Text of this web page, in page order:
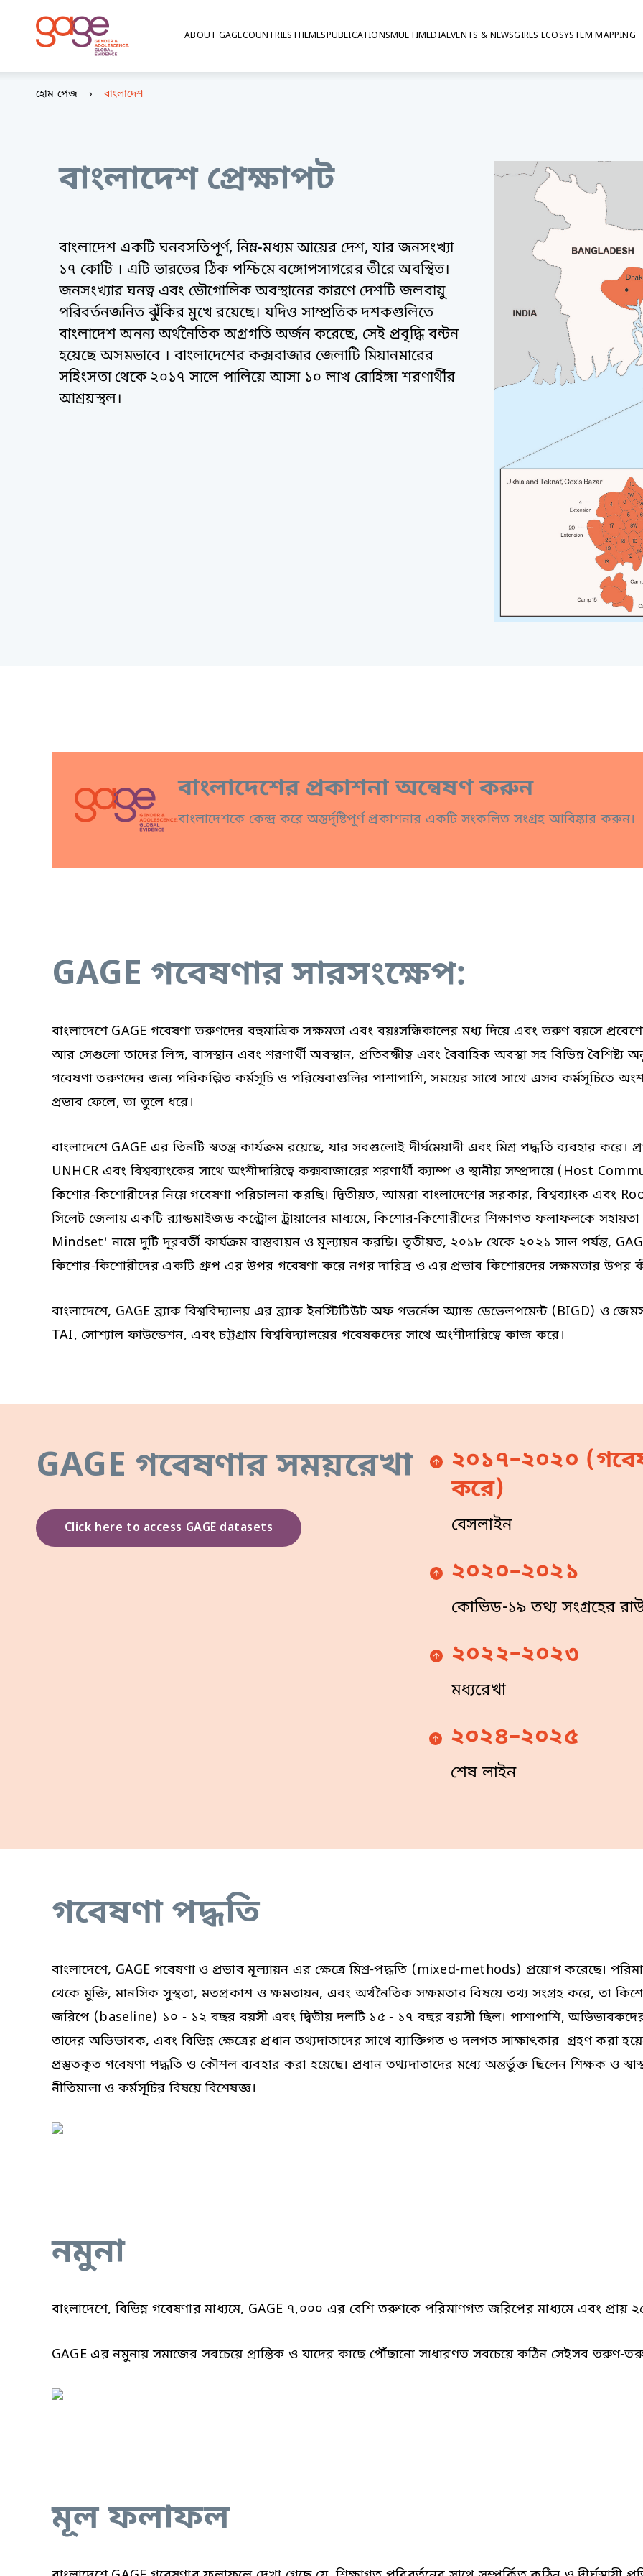
ABOUT GAGECOUNTRIESTHEMESPUBLICATIONSMULTIMEDIAEVENTS & NEWSGIRLS ECOSYSTEM MAPPING
হোম পেজ বাংলাদেশ
বাংলাদেশ প্রেক্ষাপট
বাংলাদেশ একটি ঘনবসতিপূর্ণ, নিম্ন-মধ্যম আয়ের দেশ, যার জনসংখ্যা
১৭ কোটি । এটি ভারতের ঠিক পশ্চিমে বঙ্গোপসাগরের তীরে অবস্থিত।
জনসংখ্যার ঘনত্ব এবং ভৌগোলিক অবস্থানের কারণে দেশটি জলবায়ু
পরিবর্তনজনিত ঝুঁকির মুখে রয়েছে। যদিও সাম্প্রতিক দশকগুলিতে
বাংলাদেশ অনন্য অর্থনৈতিক অগ্রগতি অর্জন করেছে, সেই প্রবৃদ্ধি বন্টন
হয়েছে অসমভাবে । বাংলাদেশের কক্সবাজার জেলাটি মিয়ানমারের
সহিংসতা থেকে ২০১৭ সালে পালিয়ে আসা ১০ লাখ রোহিঙ্গা শরণার্থীর
আশ্রয়স্থল।
বাংলাদেশের প্রকাশনা অন্বেষণ করুন
বাংলাদেশকে কেন্দ্র করে অন্তর্দৃষ্টিপূর্ণ প্রকাশনার একটি সংকলিত সংগ্রহ আবিষ্কার করুন।
GAGE গবেষণার সারসংক্ষেপ:
বাংলাদেশে GAGE ​​গবেষণা তরুণদের বহুমাত্রিক সক্ষমতা এবং বয়ঃসন্ধিকালের মধ্য দিয়ে এবং তরুণ বয়সে
আর সেগুলো তাদের লিঙ্গ, বাসস্থান এবং শরণার্থী অবস্থান, প্রতিবন্ধীত্ব এবং বৈবাহিক অবস্থা সহ বিভিন্ন
গবেষণা তরুণদের জন্য পরিকল্পিত কর্মসূচি ও পরিষেবাগুলির পাশাপাশি, সময়ের সাথে সাথে এসব কর্মসূচিতে
প্রভাব ফেলে, তা তুলে ধরে।
বাংলাদেশে GAGE এর তিনটি স্বতন্ত্র কার্যক্রম রয়েছে, যার সবগুলোই দীর্ঘমেয়াদী এবং মিশ্র পদ্ধতি ব্যবহার করে।
UNHCR এবং বিশ্বব্যাংকের সাথে অংশীদারিত্বে কক্সবাজারের শরণার্থী ক্যাম্প ও স্থানীয় সম্প্রদায়ে (Host
কিশোর-কিশোরীদের নিয়ে গবেষণা পরিচালনা করছি। দ্বিতীয়ত, আমরা বাংলাদেশের সরকার, বিশ্বব্যাংক এবং
সিলেট জেলায় একটি র‍্যান্ডমাইজড কন্ট্রোল ট্রায়ালের মাধ্যমে, কিশোর-কিশোরীদের শিক্ষাগত ফলাফলকে
Mindset' নামে দুটি দূরবর্তী কার্যক্রম বাস্তবায়ন ও মূল্যায়ন করছি। তৃতীয়ত, ২০১৮ থেকে ২০২১ সাল পর্যন্ত,
কিশোর-কিশোরীদের একটি গ্রুপ এর উপর গবেষণা করে নগর দারিদ্র ও এর প্রভাব কিশোরদের সক্ষমতার উপর
বাংলাদেশে, GAGE ব্র্যাক বিশ্ববিদ্যালয় এর ব্র্যাক ইনস্টিটিউট অফ গভর্নেন্স অ্যান্ড ডেভেলপমেন্ট (BIGD) ও
TAI, সোশ্যাল ফাউন্ডেশন, এবং চট্টগ্রাম বিশ্ববিদ্যালয়ের গবেষকদের সাথে অংশীদারিত্বে কাজ করে।
GAGE গবেষণার সময়রেখা
Click here to access GAGE datasets
২০১৭–২০২০
করে)
বেসলাইন
২০২০–২০২১
কোভিড-১৯ তথ্য সংগ্রহের
২০২২–২০২৩
মধ্যরেখা
২০২৪–২০২৫
শেষ লাইন
গবেষণা পদ্ধতি
বাংলাদেশে, GAGE গবেষণা ও প্রভাব মূল্যায়ন এর ক্ষেত্রে মিশ্র-পদ্ধতি (mixed-methods) প্রয়োগ করেছে।
থেকে মুক্তি, মানসিক সুস্থতা, মতপ্রকাশ ও ক্ষমতায়ন, এবং অর্থনৈতিক সক্ষমতার বিষয়ে তথ্য সংগ্রহ করে, তা
জরিপে (baseline) ১০ - ১২ বছর বয়সী এবং দ্বিতীয় দলটি ১৫ - ১৭ বছর বয়সী ছিল। পাশাপাশি,
তাদের অভিভাবক, এবং বিভিন্ন ক্ষেত্রের প্রধান তথ্যদাতাদের সাথে ব্যাক্তিগত ও দলগত সাক্ষাৎকার গ্রহণ করা
প্রস্তুতকৃত গবেষণা পদ্ধতি ও কৌশল ব্যবহার করা হয়েছে। প্রধান তথ্যদাতাদের মধ্যে অন্তর্ভুক্ত ছিলেন শিক্ষক ও
নীতিমালা ও কর্মসূচির বিষয়ে বিশেষজ্ঞ।
নমুনা
বাংলাদেশে, বিভিন্ন গবেষণার মাধ্যমে, GAGE ৭,০০০ এর বেশি তরুণকে পরিমাণগত জরিপের মাধ্যমে এবং
GAGE এর নমুনায় সমাজের সবচেয়ে প্রান্তিক ও যাদের কাছে পৌঁছানো সাধারণত সবচেয়ে কঠিন সেইসব তরুণ-
মূল ফলাফল